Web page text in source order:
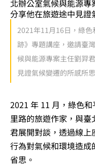
2021年11月16日，綠
跡》專題講座，邀請臺
候與能源專案主任劉羿
見證氣候變遷的所感所
2021 年 11 月，綠色
里路的旅遊作家，與
君展開對談，透過線
行為對氣候和環境造
省思。